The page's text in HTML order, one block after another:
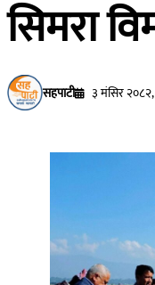
सिमरा
सहपाटी ३ मंसिर